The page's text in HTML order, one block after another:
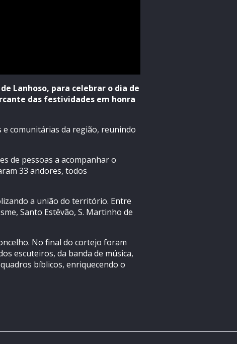
Lanhoso, para celebrar o dia de
das festividades em honra
comunitárias da região, reunindo
de pessoas a acompanhar o
33 andores, todos
a união do território. Entre
Santo Estêvão, S. Martinho de
No final do cortejo foram
escuteiros, da banda de música,
bíblicos, enriquecendo o